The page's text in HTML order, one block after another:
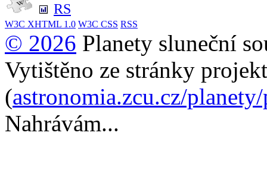
RS
W3C XHTML 1.0 W3C CSS RSS
© 2026 Planety sluneční
Vytištěno ze stránky
(astronomia.zcu.cz/
Nahrávám...